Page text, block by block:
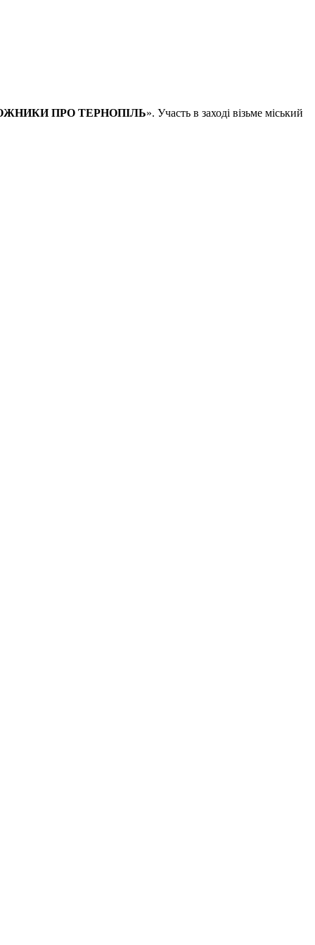
ПРО ТЕРНОПІЛЬ». Участь в заході візьме міський